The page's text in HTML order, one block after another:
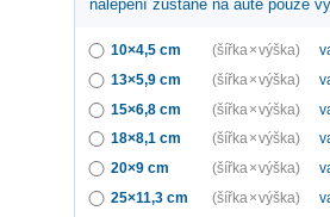
nalepení zůstane na autě pouze
10×4,5 cm (šířka × výška)
13×5,9 cm
(šířka × výška)
15×6,8 cm
(šířka × výška)
18×8,1 cm
(šířka × výška)
20×9 cm
(šířka × výška)
25×11,3 cm
(šířka × výška)